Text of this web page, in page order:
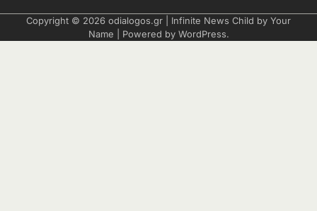
Copyright © 2026 odialogos.gr | Infinite News Child by Your
Name | Powered by WordPress.